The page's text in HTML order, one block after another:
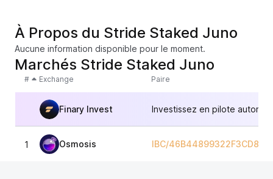
À Propos du Stride Staked Juno
Aucune information disponible pour le moment.
Marchés Stride Staked Juno
# Exchange Paire
Finary Invest Investissez en pilote
1 Osmosis IBC/